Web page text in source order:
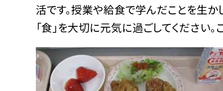
活です。授業や給食で学んだことを生か
「食」を大切に元気に過ごしてください